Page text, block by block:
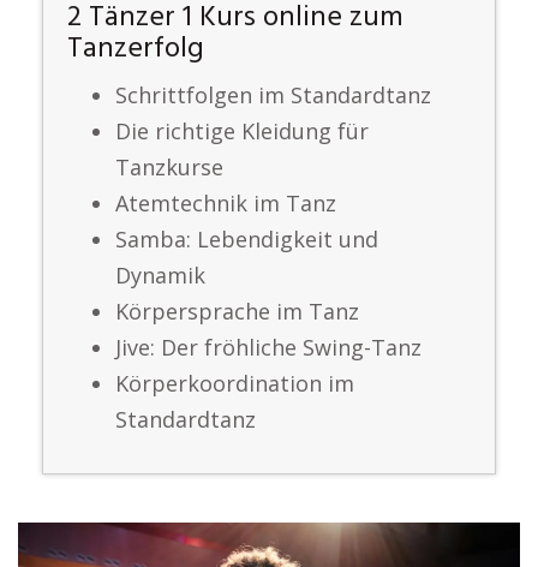
2 Tänzer 1 Kurs online zum
Tanzerfolg
Schrittfolgen im Standardtanz
Die richtige Kleidung für
Tanzkurse
Atemtechnik im Tanz
Samba: Lebendigkeit und
Dynamik
Körpersprache im Tanz
Jive: Der fröhliche Swing-Tanz
Körperkoordination im
Standardtanz